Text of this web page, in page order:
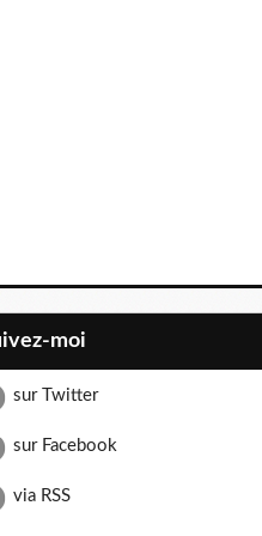
moi
sur Twitter
sur Facebook
via RSS